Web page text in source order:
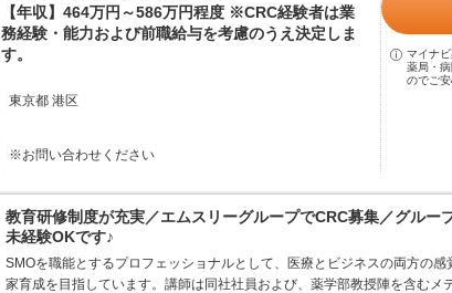
【年収】464万円～586万円程度 ※CRC経験者は業
務経験・能力および前職給与を考慮のうえ決定しま
す。
東京都 港区
※お問い合わせください
マイナ
薬局・
のでご安
教育研修制度が充実／エムスリーグループでCRC募集／グルー
未経験OKです♪
SMOを職能とするプロフェッショナルとして、医療とビジネスの両方の
家育成を目指しています。講師は同社社員および、薬学部教授陣を含む